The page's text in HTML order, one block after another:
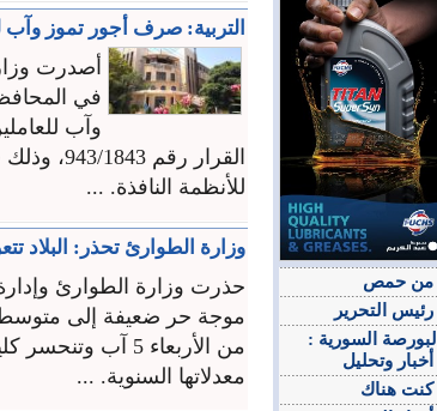
التربية: صرف أجور تموز وآب
أصدرت
في
وآب
القرار
للأنظمة ‏النافذة‎.‎ ...
وزارة الطوارئ تحذر: البلاد
حذرت وزارة الطوارئ
موجة حر ضعيفة إلى متوسطة
من الأربعاء 5
معدلاتها السنوية. ...
البورصة السورية :
كنت هناك